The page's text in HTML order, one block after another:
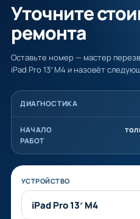
Уточните
ремонта
Оставьте номер — мастер
iPad Pro 13′ M4 и назовёт
ДИАГНОСТИКА
НАЧАЛО
РАБОТ
Не заполняйте это поле
УСТРОЙСТВО